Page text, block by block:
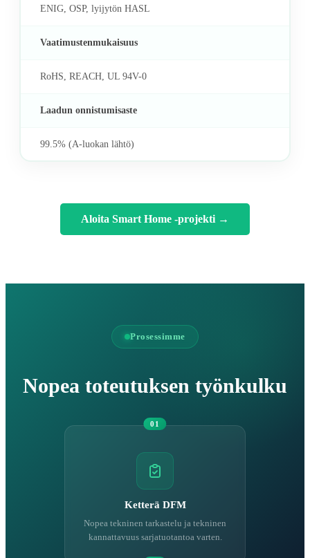
ENIG, OSP, lyijytön HASL
Vaatimustenmukaisuus
RoHS, REACH, UL 94V-0
Laadun onnistumisaste
99.5% (A-luokan lähtö)
Aloita Smart Home -projekti →
Prosessimme
Nopea toteutuksen työnkulku
01
Ketterä DFM
Nopea tekninen tarkastelu ja tekninen
kannattavuus sarjatuotantoa varten.